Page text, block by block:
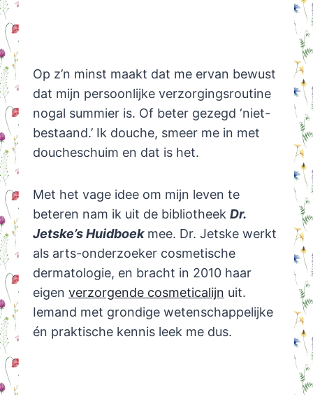
Op z’n minst maakt dat me ervan bewust
dat mijn persoonlijke verzorgingsroutine
nogal summier is. Of beter gezegd ‘niet-
bestaand.’ Ik douche, smeer me in met
doucheschuim en dat is het.
Met het vage idee om mijn leven te
beteren nam ik uit de bibliotheek Dr.
Jetske’s Huidboekmee. Dr. Jetske werkt
als arts-onderzoeker cosmetische
dermatologie, en bracht in 2010 haar
eigen verzorgende cosmeticalijn uit.
Iemand met grondige wetenschappelijke
én praktische kennis leek me dus.